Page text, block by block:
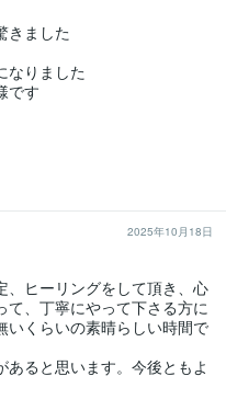
きました
なりました
です
2025年10月18日
、ヒーリングをして頂き、心
、丁寧にやって下さる方に
いくらいの素晴らしい時間で
ると思います。今後ともよ